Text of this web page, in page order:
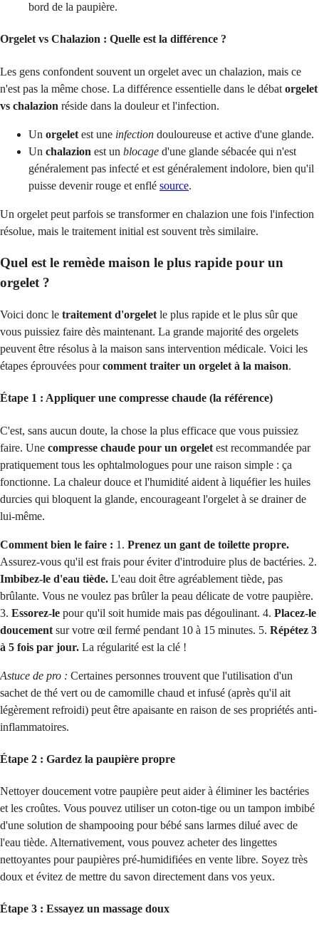
bord de la paupière.
Orgelet vs Chalazion : Quelle est la différence ?
Les gens confondent souvent un orgelet avec un chalazion, mais ce
n'est pas la même chose. La différence essentielle dans le débat orgelet
vs chalazion réside dans la douleur et l'infection.
Un orgelet est une infection douloureuse et active d'une glande.
Un chalazion est un blocage d'une glande sébacée qui n'est
généralement pas infecté et est généralement indolore, bien qu'il
puisse devenir rouge et enflé source.
Un orgelet peut parfois se transformer en chalazion une fois l'infection
résolue, mais le traitement initial est souvent très similaire.
Quel est le remède maison le plus rapide pour un
orgelet ?
Voici donc le traitement d'orgelet le plus rapide et le plus sûr que
vous puissiez faire dès maintenant. La grande majorité des orgelets
peuvent être résolus à la maison sans intervention médicale. Voici les
étapes éprouvées pourcomment traiter un orgelet à la maison.
Étape 1 : Appliquer une compresse chaude (la référence)
C'est, sans aucun doute, la chose la plus efficace que vous puissiez
faire. Une compresse chaude pour un orgelet est recommandée par
pratiquement tous les ophtalmologues pour une raison simple : ça
fonctionne. La chaleur douce et l'humidité aident à liquéfier les huiles
durcies qui bloquent la glande, encourageant l'orgelet à se drainer de
lui-même.
Comment bien le faire : 1. Prenez un gant de toilette propre.
Assurez-vous qu'il est frais pour éviter d'introduire plus de bactéries. 2.
Imbibez-le d'eau tiède. L'eau doit être agréablement tiède, pas
brûlante. Vous ne voulez pas brûler la peau délicate de votre paupière.
3. Essorez-le pour qu'il soit humide mais pas dégoulinant. 4. Placez-le
doucement sur votre œil fermé pendant 10 à 15 minutes. 5. Répétez 3
à 5 fois par jour. La régularité est la clé !
Astuce de pro : Certaines personnes trouvent que l'utilisation d'un
sachet de thé vert ou de camomille chaud et infusé (après qu'il ait
légèrement refroidi) peut être apaisante en raison de ses propriétés anti-
inflammatoires.
Étape 2 : Gardez la paupière propre
Nettoyer doucement votre paupière peut aider à éliminer les bactéries
et les croûtes. Vous pouvez utiliser un coton-tige ou un tampon imbibé
d'une solution de shampooing pour bébé sans larmes dilué avec de
l'eau tiède. Alternativement, vous pouvez acheter des lingettes
nettoyantes pour paupières pré-humidifiées en vente libre. Soyez très
doux et évitez de mettre du savon directement dans vos yeux.
Étape 3 : Essayez un massage doux